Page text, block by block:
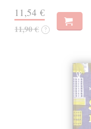
11,54 €
11,90 € ?